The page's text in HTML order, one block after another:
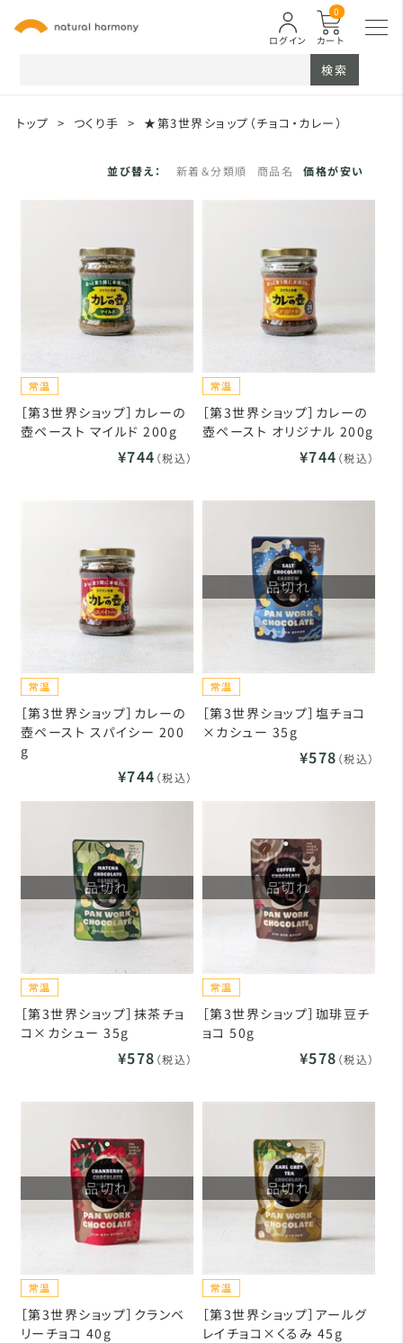
カート
0
ログイン
検索
トップ > つくり手 > ★第3世界ショップ（チョコ・カレー）
並び替え： 新着＆分類順 商品名 価格が安い
［第3世界ショップ］カレーの
壺ペースト マイルド 200g
¥744 （税込）
［第3世界ショップ］カレーの
壺ペースト オリジナル 200g
¥744 （税込）
［第3世界ショップ］カレーの
壺ペースト スパイシー 200
g
¥744 （税込）
品切れ
［第3世界ショップ］塩チョコ
×カシュー 35g
¥578 （税込）
品切れ
［第3世界ショップ］抹茶チョ
コ×カシュー 35g
¥578 （税込）
品切れ
［第3世界ショップ］珈琲豆チ
ョコ 50g
¥578 （税込）
品切れ
［第3世界ショップ］クランベ
リーチョコ 40g
品切れ
［第3世界ショップ］アールグ
レイチョコ×くるみ 45g